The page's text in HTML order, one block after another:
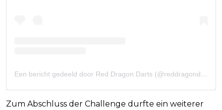
Een bericht gedeeld door Red Dragon Darts (@reddragondarts)
Zum Abschluss der Challenge durfte ein weiterer